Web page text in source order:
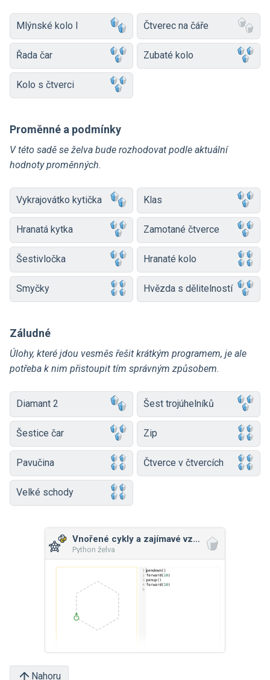
Mlýnské kolo I Čtverec na čáře
Řada čar Zubaté kolo
Kolo s čtverci
Proměnné a podmínky
V této sadě se želva bude rozhodovat podle aktuální
hodnoty proměnných.
Vykrajovátko kytička Klas
Hranatá kytka Zamotané čtverce
Šestivločka Hranaté kolo
Smyčky Hvězda s dělitelností
Záludné
Úlohy, které jdou vesměs řešit krátkým programem, je ale
potřeba k nim přistoupit tím správným způsobem.
Diamant 2 Šest trojúhelníků
Šestice čar Zip
Pavučina Čtverce v čtvercích
Velké schody
Vnořené cykly a zajímavé vzory
Python želva
Nahoru